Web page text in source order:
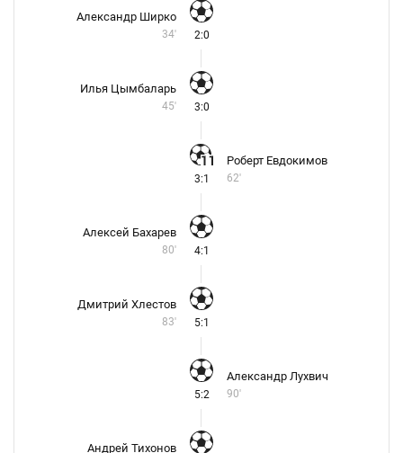
Александр Ширко
34' 2:0
Илья Цымбаларь
45' 3:0
3:1
Роберт Евдокимов
62'
Алексей Бахарев
80' 4:1
Дмитрий Хлестов
83' 5:1
5:2
Александр Лухвич
90'
Андрей Тихонов